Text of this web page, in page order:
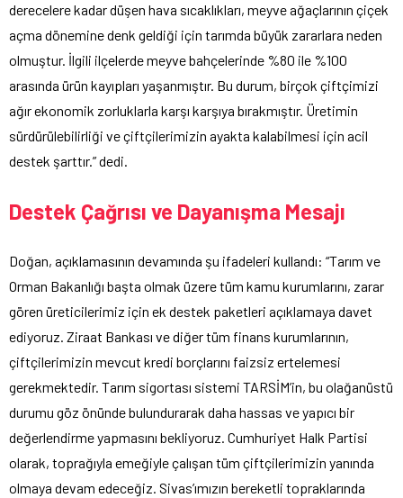
derecelere kadar düşen hava sıcaklıkları, meyve ağaçlarının çiçek
açma dönemine denk geldiği için tarımda büyük zararlara neden
olmuştur. İlgili ilçelerde meyve bahçelerinde %80 ile %100
arasında ürün kayıpları yaşanmıştır. Bu durum, birçok çiftçimizi
ağır ekonomik zorluklarla karşı karşıya bırakmıştır. Üretimin
sürdürülebilirliği ve çiftçilerimizin ayakta kalabilmesi için acil
destek şarttır.” dedi.
Destek Çağrısı ve Dayanışma Mesajı
Doğan, açıklamasının devamında şu ifadeleri kullandı: “Tarım ve
Orman Bakanlığı başta olmak üzere tüm kamu kurumlarını, zarar
gören üreticilerimiz için ek destek paketleri açıklamaya davet
ediyoruz. Ziraat Bankası ve diğer tüm finans kurumlarının,
çiftçilerimizin mevcut kredi borçlarını faizsiz ertelemesi
gerekmektedir. Tarım sigortası sistemi TARSİM’in, bu olağanüstü
durumu göz önünde bulundurarak daha hassas ve yapıcı bir
değerlendirme yapmasını bekliyoruz. Cumhuriyet Halk Partisi
olarak, toprağıyla emeğiyle çalışan tüm çiftçilerimizin yanında
olmaya devam edeceğiz. Sivas’ımızın bereketli topraklarında